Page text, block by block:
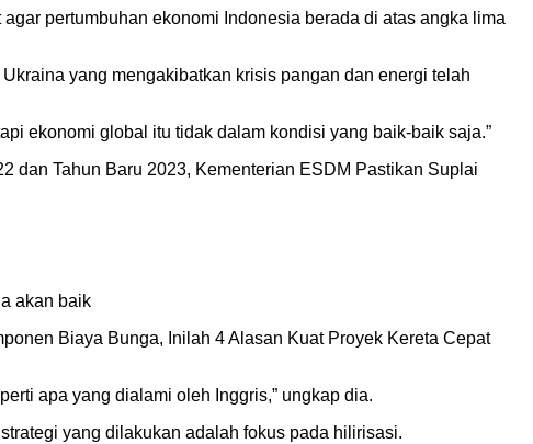
pertumbuhan ekonomi Indonesia berada di atas angka lima
yang mengakibatkan krisis pangan dan energi telah
ekonomi global itu tidak dalam kondisi yang baik-baik saja.”
dan Tahun Baru 2023, Kementerian ESDM Pastikan Suplai
akan baik
Biaya Bunga, Inilah 4 Alasan Kuat Proyek Kereta Cepat
apa yang dialami oleh Inggris,” ungkap dia.
yang dilakukan adalah fokus pada hilirisasi.